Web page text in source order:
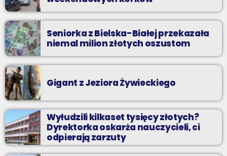
Seniorka z Bielska-Białej przekazała
niemal milion złotych oszustom
Gigant z Jeziora Żywieckiego
Wyłudzili kilkaset tysięcy złotych?
Dyrektorka oskarża nauczycieli, ci
odpierają zarzuty